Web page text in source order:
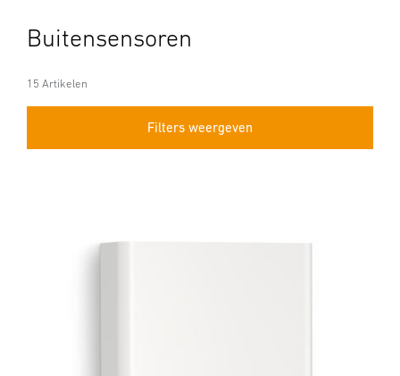
Buitensensoren
15 Artikelen
Filters weergeven